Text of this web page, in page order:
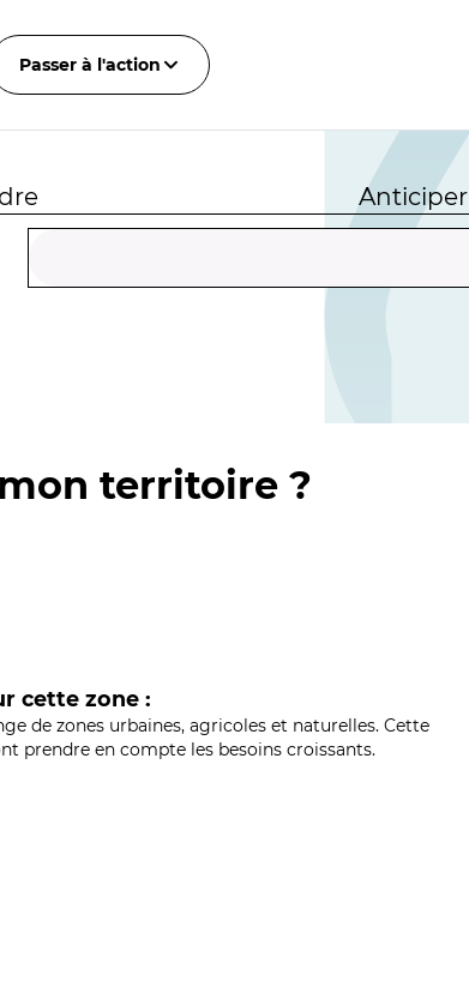
Passer à l'action
Anticiper
territoire ?
cette zone :
de zones urbaines, agricoles et naturelles. Cette
prendre en compte les besoins croissants.